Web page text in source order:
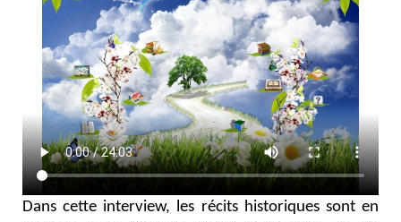
Dans cette interview, les récits historiques sont en